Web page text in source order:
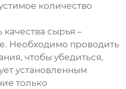
количество
сырья –
Необходимо проводить
чтобы убедиться,
установленным
только